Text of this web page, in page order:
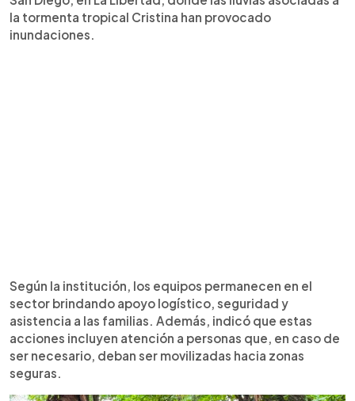
la tormenta tropical Cristina han provocado
inundaciones.
Según la institución, los equipos permanecen en el
sector brindando apoyo logístico, seguridad y
asistencia a las familias. Además, indicó que estas
acciones incluyen atención a personas que, en caso de
ser necesario, deban ser movilizadas hacia zonas
seguras.